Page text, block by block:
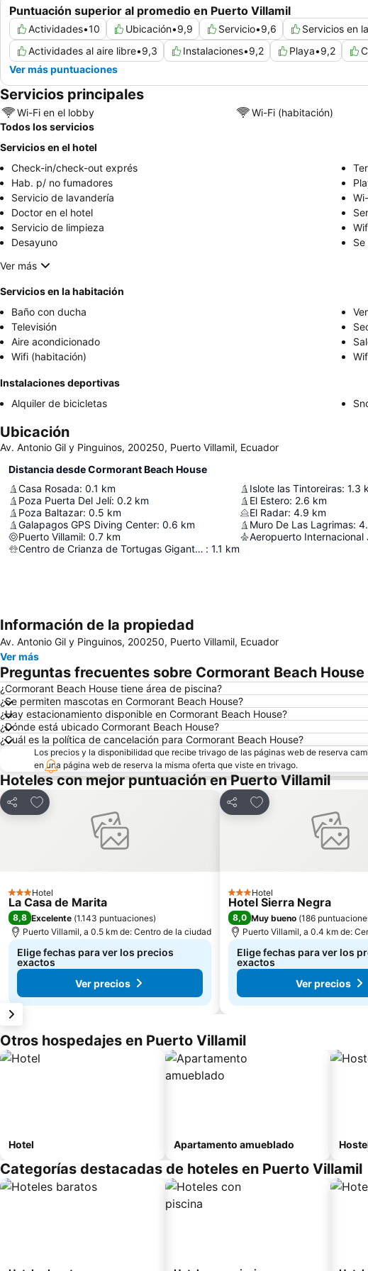
Puntuación superior al promedio en Puerto Villamil
Actividades•10 Ubicación•9,9 Servicio•9,6 Servicios en
Actividades al aire libre•9,3 Instalaciones•9,2 Playa•9,2
Ver más puntuaciones
Servicios principales
Wi-Fi en el lobby Wi-Fi (habitación)
Todos los servicios
Servicios en el hotel
Check-in/check-out exprés
Hab. p/ no fumadores
Servicio de lavandería
Doctor en el hotel
Servicio de limpieza
Desayuno
Ver más
Servicios en la habitación
Baño con ducha
Televisión
Aire acondicionado
Wifi (habitación)
Instalaciones deportivas
Alquiler de bicicletas
Ubicación
Av. Antonio Gil y Pinguinos, 200250, Puerto Villamil, Ecuador
Distancia desde Cormorant Beach House
Casa Rosada: 0.1 km
Poza Puerta Del Jelí: 0.2 km
Poza Baltazar: 0.5 km
Galapagos GPS Diving Center: 0.6 km
Puerto Villamil: 0.7 km
Centro de Crianza de Tortugas Gigantes "Arnaldo Tupiza Chamaidan" : 1.1 km
Islote las Tintoreiras: 1.3
El Estero: 2.6 km
El Radar: 4.9 km
Muro De Las Lagrimas:
Información de la propiedad
Av. Antonio Gil y Pinguinos, 200250, Puerto Villamil, Ecuador
Ver más
Preguntas frecuentes sobre Cormorant Beach House
¿Cormorant Beach House tiene área de piscina?
¿Se permiten mascotas en Cormorant Beach House?
¿Hay estacionamiento disponible en Cormorant Beach House?
¿Dónde está ubicado Cormorant Beach House?
¿Cuál es la política de cancelación para Cormorant Beach House?
Los precios y la disponibilidad que recibe trivago de las páginas web de reserva
en una página web de reserva la misma oferta que viste en trivago.
Hoteles con mejor puntuación en Puerto Villamil
Compartir
Agregar a favoritos
3 Estrellas
Hotel
La Casa de Marita
8,8 Excelente (1.143 puntuaciones)
Puerto Villamil, a 0.5 km de: Centro de la ciudad
Elige fechas para ver los precios
exactos
Ver precios
Compartir
Agregar a favoritos
3 Estrellas
Hotel
Hotel Sierra Negra
8,0 Muy bueno (186
Puerto Villamil, a 0.4 km de:
Elige fechas para ver los
exactos
Ver precios
Otros hospedajes en Puerto Villamil
Hotel Apartamento amueblado
Categorías destacadas de hoteles en Puerto Villamil